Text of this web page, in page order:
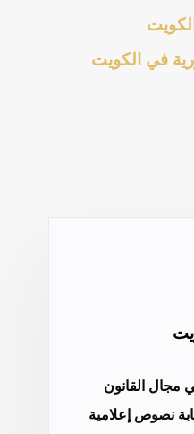
في الكويت
مجال القانون
نصوص إعلامية